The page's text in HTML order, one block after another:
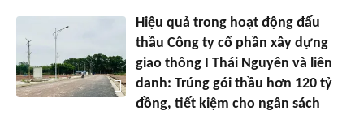
Hiệu quả trong hoạt động đấu
thầu Công ty cổ phần xây dựng
giao thông I Thái Nguyên và liên
danh: Trúng gói thầu hơn 120 tỷ
đồng, tiết kiệm cho ngân sách